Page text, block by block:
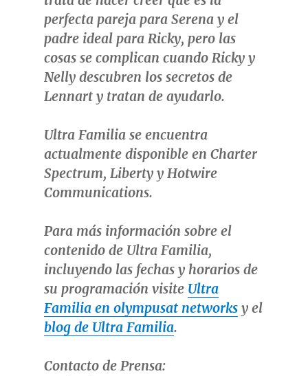
perfecta pareja para Serena y el
padre ideal para Ricky, pero las
cosas se complican cuando Ricky y
Nelly descubren los secretos de
Lennart y tratan de ayudarlo.
Ultra Familia se encuentra
actualmente disponible en Charter
Spectrum, Liberty y Hotwire
Communications.
Para más información sobre el
contenido de Ultra Familia,
incluyendo las fechas y horarios de
su programación visite Ultra
Familia en olympusat networksy el
blog de Ultra Familia.
Contacto de Prensa: